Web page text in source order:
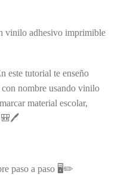
vinilo adhesivo imprimible
este tutorial te enseño
con nombre usando vinilo
material escolar,
🎒🖊️
paso a paso 🖥️✏️